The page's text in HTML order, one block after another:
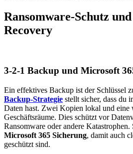
Ransomware-Schutz
Recovery
3-2-1 Backup und Microsoft
Ein effektives Backup ist der Schlüssel
Backup-Strategie stellt sicher, dass du
Daten hast. Zwei Kopien lokal und eine
Geschäftsräume. Dies schützt vor
Ransomware oder andere Katastrophen.
Microsoft 365 Sicherung, damit auch
geschützt sind.